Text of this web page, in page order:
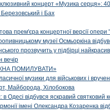
концерт «Музика серця»:
і Бах
прем'єра концертної версії
музеї Осмьоркіна
прозвучить у підбірці
вечір
ПОМИЛУВАТИ»
музики для військових і
Майборода, Хілобокова
Одесі відбувся яскравий
імені Олександра Козаренка